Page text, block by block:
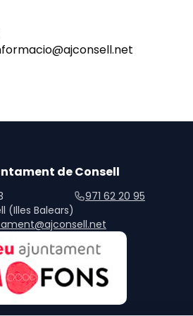
de Consell
(Illes Balears)
971 62 20 95